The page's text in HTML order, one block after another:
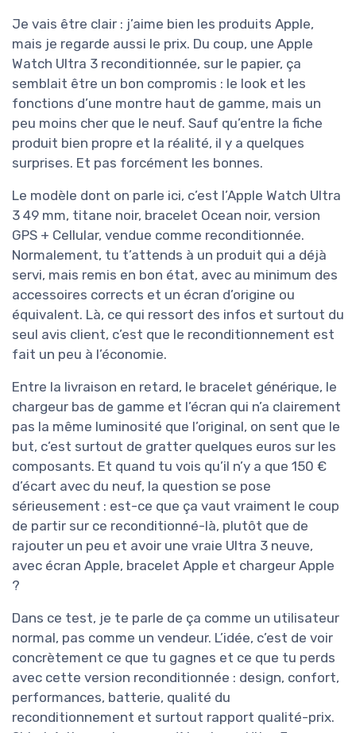
Je vais être clair : j’aime bien les produits Apple,
mais je regarde aussi le prix. Du coup, une Apple
Watch Ultra 3 reconditionnée, sur le papier, ça
semblait être un bon compromis : le look et les
fonctions d’une montre haut de gamme, mais un
peu moins cher que le neuf. Sauf qu’entre la fiche
produit bien propre et la réalité, il y a quelques
surprises. Et pas forcément les bonnes.
Le modèle dont on parle ici, c’est l’Apple Watch Ultra
3 49 mm, titane noir, bracelet Ocean noir, version
GPS + Cellular, vendue comme reconditionnée.
Normalement, tu t’attends à un produit qui a déjà
servi, mais remis en bon état, avec au minimum des
accessoires corrects et un écran d’origine ou
équivalent. Là, ce qui ressort des infos et surtout du
seul avis client, c’est que le reconditionnement est
fait un peu à l’économie.
Entre la livraison en retard, le bracelet générique, le
chargeur bas de gamme et l’écran qui n’a clairement
pas la même luminosité que l’original, on sent que le
but, c’est surtout de gratter quelques euros sur les
composants. Et quand tu vois qu’il n’y a que 150 €
d’écart avec du neuf, la question se pose
sérieusement : est-ce que ça vaut vraiment le coup
de partir sur ce reconditionné-là, plutôt que de
rajouter un peu et avoir une vraie Ultra 3 neuve,
avec écran Apple, bracelet Apple et chargeur Apple
?
Dans ce test, je te parle de ça comme un utilisateur
normal, pas comme un vendeur. L’idée, c’est de voir
concrètement ce que tu gagnes et ce que tu perds
avec cette version reconditionnée : design, confort,
performances, batterie, qualité du
reconditionnement et surtout rapport qualité-prix.